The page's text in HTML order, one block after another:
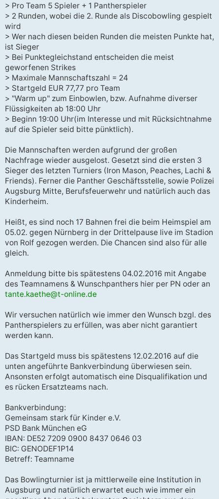
> Pro Team 5 Spieler + 1 Pantherspieler
> 2 Runden, wobei die 2. Runde als Discobowling gespielt
wird
> Wer nach diesen beiden Runden die meisten Punkte hat,
ist Sieger
> Bei Punktegleichstand entscheiden die meist
geworfenen Strikes
> Maximale Mannschaftszahl = 24
> Startgeld EUR 77,77 pro Team
> "Warm up" zum Einbowlen, bzw. Aufnahme diverser
Flüssigkeiten ab 18:00 Uhr
> Beginn 19:00 Uhr(im Interesse und mit Rücksichtnahme
auf die Spieler seid bitte pünktlich).
Die Mannschaften werden aufgrund der großen
Nachfrage wieder ausgelost. Gesetzt sind die ersten 3
Sieger des letzten Turniers (Iron Mason, Peaches, Lachi &
Friends). Ferner die Panther Geschäftsstelle, sowie Polizei
Augsburg Mitte, Berufsfeuerwehr und natürlich auch das
Kinderheim.
Heißt, es sind noch 17 Bahnen frei die beim Heimspiel am
05.02. gegen Nürnberg in der Drittelpause live im Stadion
von Rolf gezogen werden. Die Chancen sind also für alle
gleich.
Anmeldung bitte bis spätestens 04.02.2016 mit Angabe
des Teamnamens & Wunschpanthers hier per PN oder an
tante.kaethe@t-online.de
Wir versuchen natürlich wie immer den Wunsch bzgl. des
Pantherspielers zu erfüllen, was aber nicht garantiert
werden kann.
Das Startgeld muss bis spätestens 12.02.2016 auf die
unten angeführte Bankverbindung überwiesen sein.
Ansonsten erfolgt automatisch eine Disqualifikation und
es rücken Ersatzteams nach.
Bankverbindung:
Gemeinsam stark für Kinder e.V.
PSD Bank München eG
IBAN: DE52 7209 0900 8437 0646 03
BIC: GENODEF1P14
Betreff: Teamname
Das Bowlingturnier ist ja mittlerweile eine Institution in
Augsburg und natürlich erwartet euch wie immer ein